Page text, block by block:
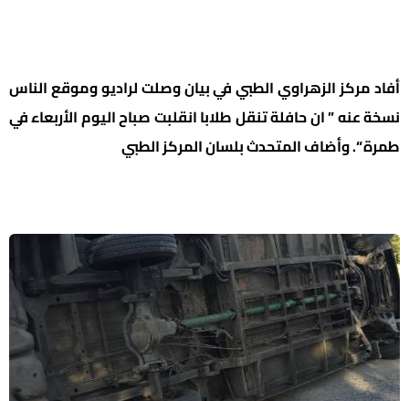
أفاد مركز الزهراوي الطبي في بيان وصلت لراديو وموقع الناس
نسخة عنه ” ان حافلة تنقل طلابا انقلبت صباح اليوم الأربعاء في
طمرة “. وأضاف المتحدث بلسان المركز الطبي